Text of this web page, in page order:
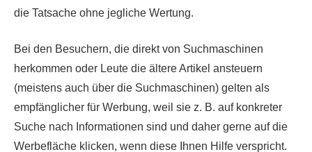
die Tatsache ohne jegliche Wertung.
Bei den Besuchern, die direkt von Suchmaschinen
herkommen oder Leute die ältere Artikel ansteuern
(meistens auch über die Suchmaschinen) gelten als
empfänglicher für Werbung, weil sie z. B. auf konkreter
Suche nach Informationen sind und daher gerne auf die
Werbefläche klicken, wenn diese Ihnen Hilfe verspricht.